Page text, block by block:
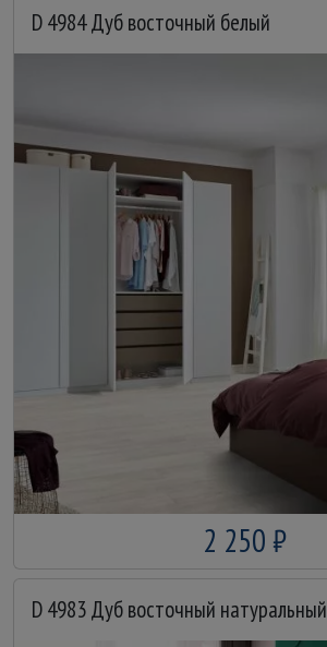
D 4984 Дуб восточный белый
2 250 ₽
D 4983 Дуб восточный натуральный